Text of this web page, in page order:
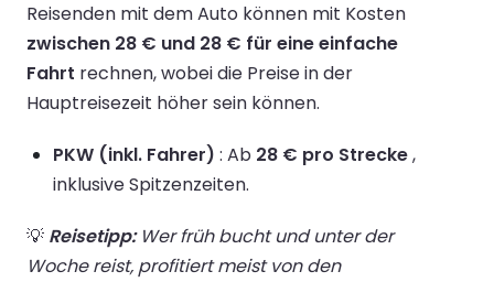
Reisenden mit dem Auto können mit Kosten
zwischen 28 € und 28 € für eine einfache
Fahrt rechnen, wobei die Preise in der
Hauptreisezeit höher sein können.
PKW (inkl. Fahrer) : Ab 28 € pro Strecke,
inklusive Spitzenzeiten.
💡 Reisetipp:Wer früh bucht und unter der
Woche reist, profitiert meist von den